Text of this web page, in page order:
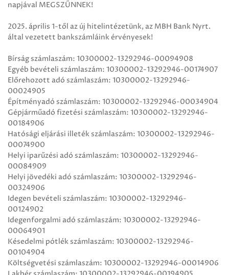
napjával MEGSZŰNNEK!
2025. április 1-től az új hitelintézetünk, az MBH Bank Nyrt.
által vezetett bankszámláink érvényesek!
Bírság számlaszám: 10300002-13292946-00094908
Egyéb bevételi számlaszám: 10300002-13292946-00174907
Előrehozott adó számlaszám: 10300002-13292946-
00024905
Építményadó számlaszám: 10300002-13292946-00034904
Gépjárműadó fizetési számlaszám: 10300002-13292946-
00184906
Hatósági eljárási illeték számlaszám: 10300002-13292946-
00074900
Helyi iparűzési adó számlaszám: 10300002-13292946-
00084909
Helyi jövedéki adó számlaszám: 10300002-13292946-
00324906
Idegen bevételi számlaszám: 10300002-13292946-
00124902
Idegenforgalmi adó számlaszám: 10300002-13292946-
00064901
Késedelmi pótlék számlaszám: 10300002-13292946-
00104904
Költségvetési számlaszám: 10300002-13292946-00014906